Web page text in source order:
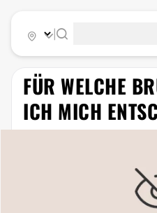
FÜR WELCHE
ICH MICH